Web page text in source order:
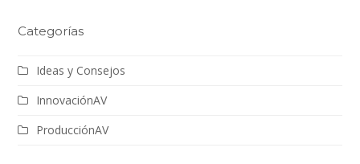
Categorías
Ideas y Consejos
InnovaciónAV
ProducciónAV